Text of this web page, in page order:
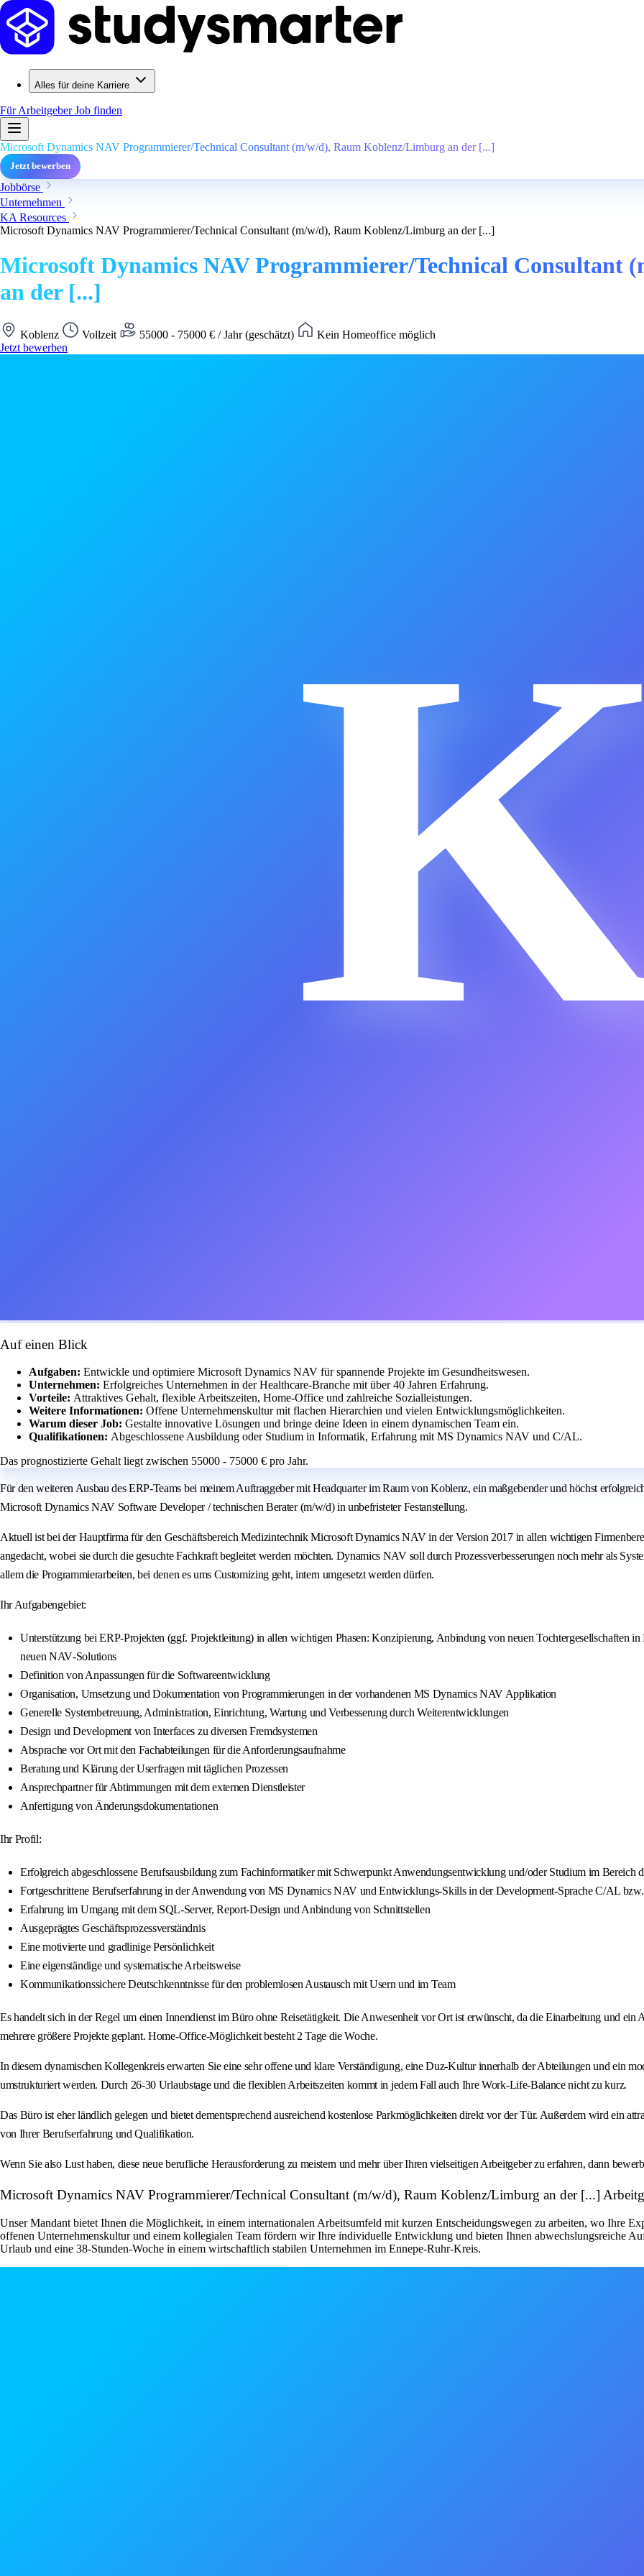
Alles für deine Karriere
Für ArbeitgeberJob finden
Microsoft Dynamics NAV Programmierer/Technical Consultant (m/w/d), Raum Koblenz/Limburg an der [...]
Jetzt bewerben
Jobbörse
Unternehmen
KA Resources
Microsoft Dynamics NAV Programmierer/Technical Consultant (m/w/d), Raum Koblenz/Limburg an der [...]
Microsoft Dynamics NAV Programmierer/Technical Consultant
an der [...]
Koblenz Vollzeit 55000 - 75000 € / Jahr (geschätzt)
Kein Homeoffice möglich
Jetzt bewerben
Auf einen Blick
Aufgaben: Entwickle und optimiere Microsoft Dynamics NAV für spannende Projekte im Gesundheitswesen.
Unternehmen: Erfolgreiches Unternehmen in der Healthcare-Branche mit über 40 Jahren Erfahrung.
Vorteile: Attraktives Gehalt, flexible Arbeitszeiten, Home-Office und zahlreiche Sozialleistungen.
Weitere Informationen: Offene Unternehmenskultur mit flachen Hierarchien und vielen Entwicklungsmöglichkeiten.
Warum dieser Job: Gestalte innovative Lösungen und bringe deine Ideen in einem dynamischen Team ein.
Qualifikationen: Abgeschlossene Ausbildung oder Studium in Informatik, Erfahrung mit MS Dynamics NAV und C/AL.
Das prognostizierte Gehalt liegt zwischen 55000 - 75000 € pro Jahr.
Für den weiteren Ausbau des ERP‑Teams bei meinem Auftraggeber mit Headquarter im Raum von Koblenz, ein maßgebender und höchst
Microsoft Dynamics NAV Software Developer / technischen Berater (m/w/d) in unbefristeter Festanstellung.
Aktuell ist bei der Hauptfirma für den Geschäftsbereich Medizintechnik Microsoft Dynamics NAV in der Version 2017 in allen wichtigen
angedacht, wobei sie durch die gesuchte Fachkraft begleitet werden möchten. Dynamics NAV soll durch Prozessverbesserungen noch mehr als
allem die Programmierarbeiten, bei denen es ums Customizing geht, intern umgesetzt werden dürfen.
Ihr Aufgabengebiet:
Unterstützung bei ERP-Projekten (ggf. Projektleitung) in allen wichtigen Phasen: Konzipierung, Anbindung von neuen Tochtergesellschaften
neuen NAV‑Solutions
Definition von Anpassungen für die Softwareentwicklung
Organisation, Umsetzung und Dokumentation von Programmierungen in der vorhandenen MS Dynamics NAV Applikation
Generelle Systembetreuung, Administration, Einrichtung, Wartung und Verbesserung durch Weiterentwicklungen
Design und Development von Interfaces zu diversen Fremdsystemen
Absprache vor Ort mit den Fachabteilungen für die Anforderungsaufnahme
Beratung und Klärung der Userfragen mit täglichen Prozessen
Ansprechpartner für Abtimmungen mit dem externen Dienstleister
Anfertigung von Änderungsdokumentationen
Ihr Profil:
Erfolgreich abgeschlossene Berufsausbildung zum Fachinformatiker mit Schwerpunkt Anwendungsentwicklung und/oder Studium im
Fortgeschrittene Berufserfahrung in der Anwendung von MS Dynamics NAV und Entwicklungs‑Skills in der Development‑Sprache C/AL
Erfahrung im Umgang mit dem SQL‑Server, Report‑Design und Anbindung von Schnittstellen
Ausgeprägtes Geschäftsprozessverständnis
Eine motivierte und gradlinige Persönlichkeit
Eine eigenständige und systematische Arbeitsweise
Kommunikationssichere Deutschkenntnisse für den problemlosen Austausch mit Usern und im Team
Es handelt sich in der Regel um einen Innendienst im Büro ohne Reisetätigkeit. Die Anwesenheit vor Ort ist erwünscht, da die Einarbeitung und ein
mehrere größere Projekte geplant. Home‑Office‑Möglichkeit besteht 2 Tage die Woche.
In diesem dynamischen Kollegenkreis erwarten Sie eine sehr offene und klare Verständigung, eine Duz‑Kultur innerhalb der Abteilungen und ein
umstrukturiert werden. Durch 26‑30 Urlaubstage und die flexiblen Arbeitszeiten kommt in jedem Fall auch Ihre Work‑Life‑Balance nicht zu kurz.
Das Büro ist eher ländlich gelegen und bietet dementsprechend ausreichend kostenlose Parkmöglichkeiten direkt vor der Tür. Außerdem wird ein
von Ihrer Berufserfahrung und Qualifikation.
Wenn Sie also Lust haben, diese neue berufliche Herausforderung zu meistern und mehr über Ihren vielseitigen Arbeitgeber zu erfahren, dann
Microsoft Dynamics NAV Programmierer/Technical Consultant (m/w/d), Raum Koblenz/Limburg an der [...]
Unser Mandant bietet Ihnen die Möglichkeit, in einem internationalen Arbeitsumfeld mit kurzen Entscheidungswegen zu arbeiten, wo Ihre
offenen Unternehmenskultur und einem kollegialen Team fördern wir Ihre individuelle Entwicklung und bieten Ihnen abwechslungsreiche
Urlaub und eine 38-Stunden-Woche in einem wirtschaftlich stabilen Unternehmen im Ennepe-Ruhr-Kreis.